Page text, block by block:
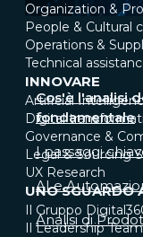
Organization &
People & Cultural
Operations &
Technical
INNOVARE
Artificial
Digital
Governance &
Legal & Sourcing
UX Research
UNO SGUARDO
Il Gruppo
Il Leadership Team
Cos'è l'analisi
fondamentale
I passaggi
AI e
Analisi di